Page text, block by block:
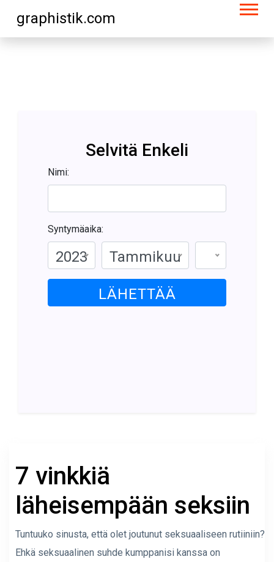
graphistik.com
Selvitä Enkeli
Nimi:
Syntymäaika:
2023 Tammikuu
LÄHETTÄÄ
7 vinkkiä
läheisempään seksiin
Tuntuuko sinusta, että olet joutunut seksuaaliseen rutiiniin?
Ehkä seksuaalinen suhde kumppanisi kanssa on